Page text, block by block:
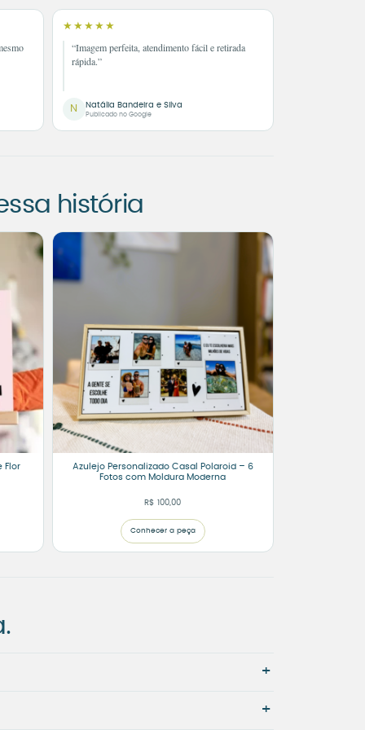
★★★★★
“Imagem perfeita, atendimento fácil e retirada
rápida.”
N Natália Bandeira e Silva
Publicado no Google
história
Flor
Azulejo Personalizado Casal Polaroid – 6
Fotos com Moldura Moderna
R$ 100,00
Conhecer a peça
+
+